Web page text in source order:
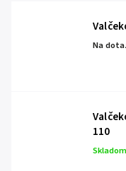
Na
110
Skladom